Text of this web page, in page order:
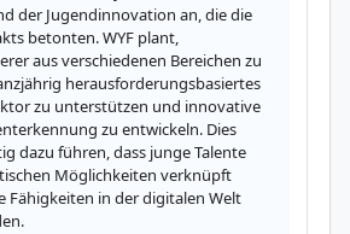
der Jugendinnovation an, die die
betonten. WYF plant,
aus verschiedenen Bereichen zu
herausforderungsbasiertes
zu unterstützen und innovative
zu entwickeln. Dies
dazu führen, dass junge Talente
Möglichkeiten verknüpft
Fähigkeiten in der digitalen Welt